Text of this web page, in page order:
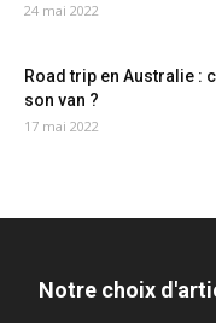
24 mai 2022
Road trip en Australie :
son van ?
17 mai 2022
Notre choix